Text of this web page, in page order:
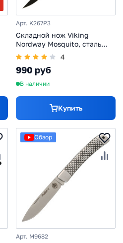
Арт. K267P3
Складной нож Viking
Nordway Mosquito, сталь
AUS8
4
990 руб
В наличии
Купить
Обзор
Арт. M9682